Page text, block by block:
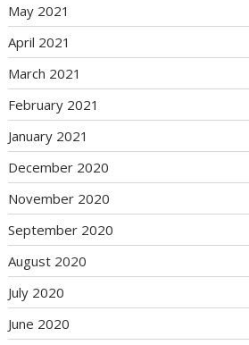
May 2021
April 2021
March 2021
February 2021
January 2021
December 2020
November 2020
September 2020
August 2020
July 2020
June 2020